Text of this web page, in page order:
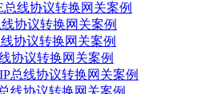
总线协议转换网关案例
协议转换网关案例
协议转换网关案例
协议转换网关案例
总线协议转换网关案例